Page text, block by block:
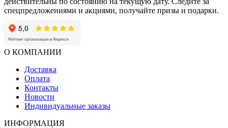
спецпредложениями и акциями, получайте призы и подарки.
О КОМПАНИИ
Доставка
Оплата
Контакты
Новости
Индивидуальные заказы
ИНФОРМАЦИЯ